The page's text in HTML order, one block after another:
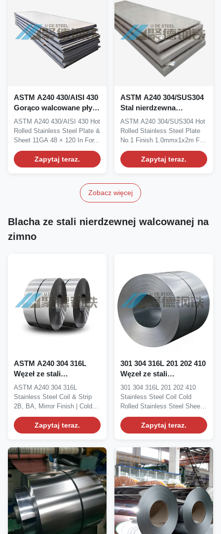
ASTM A240 430/AISI 430
Gorąco walcowane płyty
i arkusze ze stali
nierdzewnej 11GA 48 ×
120 In dla zastosowań
architektonicznych
ASTM A240 430/AISI 430 Hot
Rolled Stainless Steel Plate &
Sheet 11GA 48 × 120 In For...
Zapytaj teraz.
ASTM A240 304/SUS304
Stal nierdzewna
walcowana na gorąco
blacha wykończenie nr 1
1.0mmx1x2m do
konserwacji zbiorników
IMPA 671604
ASTM A240 304/SUS304 Hot
Rolled Stainless Steel Plate
No.1 Finish 1.0mmx1x2m For
Vessel...
Zapytaj teraz.
Zobacz więcej
Blacha ze stali nierdzewnej walcowanej na
zimno
ASTM A240 304 316L
Węzeł ze stali
nierdzewnej Strip 2B BA
Mirror Finish Cold
Rolled Stainless Steel
Sheet
ASTM A240 304 316L
Stainless Steel Coil & Strip
2B, BA, Mirror Finish | Cold
Rolled Stainless...
Zapytaj teraz.
301 304 316L 201 202 410
Węzeł ze stali
nierdzewnej walcowany
na zimno Płytka ze stali
nierdzewnej odporna na
korozję
301 304 316L 201 202 410
Stainless Steel Coil Cold
Rolled Stainless Steel Sheet |
Corrosion...
Zapytaj teraz.